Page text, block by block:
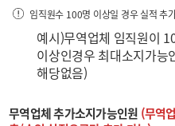
임직원수 100명 이상일 경우 실적 추
예시)무역업체 임직원이
이상인경우 최대소지가능
해당없음)
무역업체 추가소지가능인원 (무역